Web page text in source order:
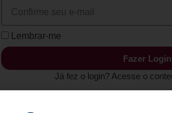
Lembrar-me
Fazer Login
Já fez o login? Acesse o